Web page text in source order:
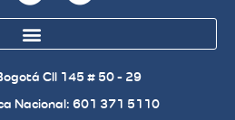
Cll 145 # 50 - 29
Nacional: 601 371 5110